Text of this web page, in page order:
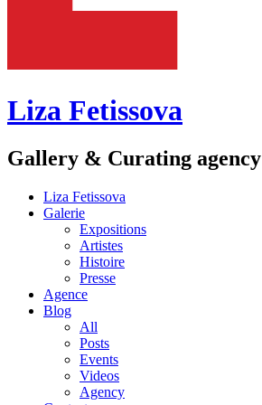
Liza Fetissova
Gallery & Curating agency
Liza Fetissova
Galerie
Expositions
Artistes
Histoire
Presse
Agence
Blog
All
Posts
Events
Videos
Agency